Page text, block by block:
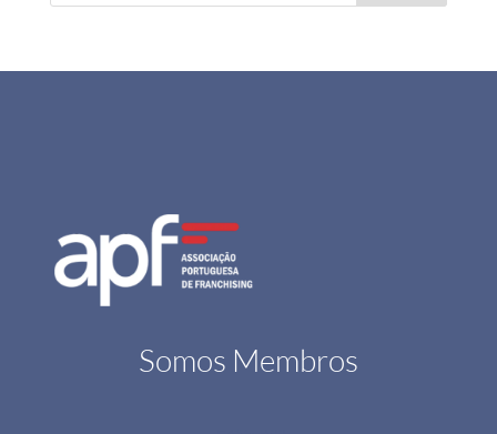
Somos Membros